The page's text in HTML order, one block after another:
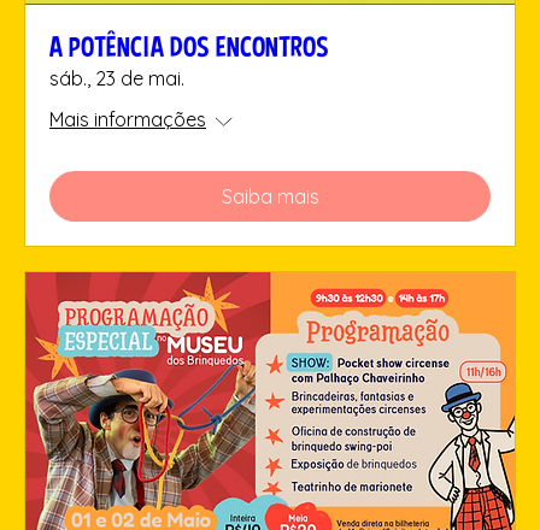
A POTÊNCIA DOS ENCONTROS
sáb., 23 de mai.
Mais informações
Saiba mais